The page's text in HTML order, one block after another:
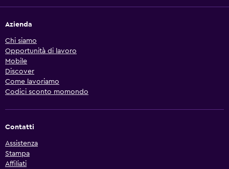
Azienda
Chi siamo
Opportunità di lavoro
Mobile
Discover
Come lavoriamo
Codici sconto momondo
Contatti
Assistenza
Stampa
Affiliati